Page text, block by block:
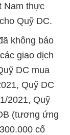
Nam thực
Quỹ DC.
không báo
giao dịch
DC mua
Quỹ DC
2021, Quỹ
(tương ứng
cổ